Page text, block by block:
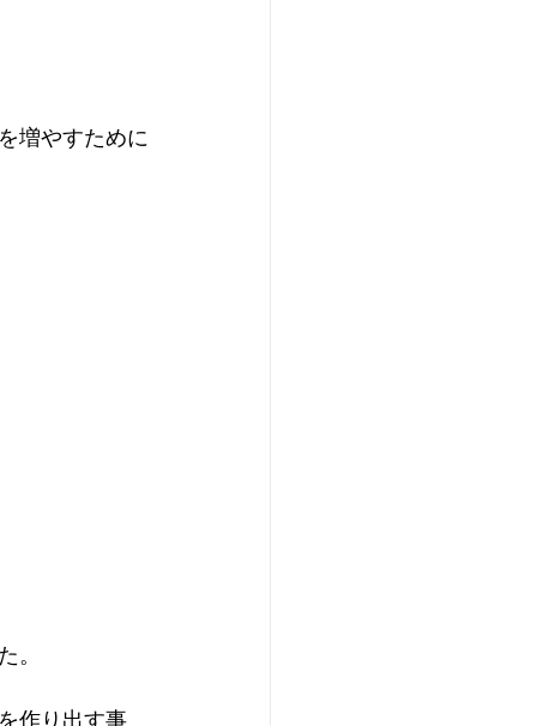
増やすために
。
作り出す事